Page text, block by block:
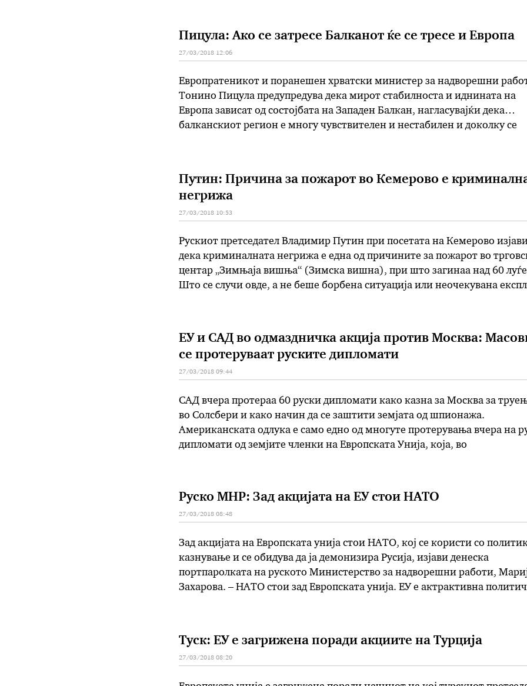
Пицула: Ако се затресе Балканот ќе се тресе и Европа
27/03/2018 12:06
Европратеникот и поранешен хрватски министер за надворешни
Тонино Пицула предупредува дека мирот стабилноста и иднината на
Европа зависат од состојбата на Западен Балкан, нагласувајќи дека
балканскиот регион е многу чувствителен и нестабилен и доколку се
Путин: Причина за пожарот во Кемерово е
негрижа
27/03/2018 10:53
Рускиот претседател Владимир Путин при посетата на Кемерово
дека криминалната негрижа е една од причините за пожарот во
центар „Зимњаја вишња“ (Зимска вишна), при што загинаа над 60
Што се случи овде, а не беше борбена ситуација или неочекувана
ЕУ и САД во одмаздничка акција против Москва:
се протеруваат руските дипломати
27/03/2018 09:44
САД вчера протераа 60 руски дипломати како казна за Москва за
во Солсбери и како начин да се заштити земјата од шпионажа.
Американската одлука е само едно од многуте протерувања вчера на
дипломати од земјите членки на Европската Унија, која, во
Руско МНР: Зад акцијата на ЕУ стои НАТО
27/03/2018 08:48
Зад акцијата на Европската унија стои НАТО, кој се користи со
казнување и се обидува да ја демонизира Русија, изјави денеска
портпаролката на руското Министерство за надворешни работи,
Захарова. – НАТО стои зад Европската унија. ЕУ е актрактивна
Туск: ЕУ е загрижена поради акциите на Турција
27/03/2018 08:20